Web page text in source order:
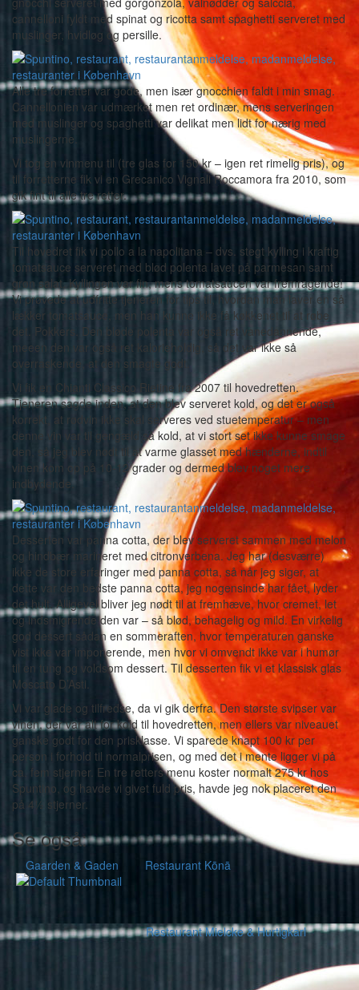
cannelloni fyldt med spinat og ricotta samt spaghetti serveret med
muslinger, hvidløg og persille.
Alle tre forretter var gode, men især gnocchien faldt i min smag.
Cannellonien var udmærket men ret ordinær, mens serveringen
med muslinger og spaghetti var delikat men lidt for nærig med
muslingerne.
Vi tog en vinmenu til (tre glas for 150 kr – igen ret rimelig pris), og
til forretterne fik vi en Grecanico Vignali Roccamora fra 2010, som
gik fint til alle tre retter.
Til hovedret fik vi pollo a la napolitana – dvs. stegt kylling i kraftig
tomatsauce serveret med blød polenta lavet på parmesan samt
grøn salat. Kyllingen var fin, mens tomatsaucen var fremragende!
Vi prøvede at udfritte tjeneren for tips til, hvordan man laver en så
lækker tomatsauce, men han kunne ikke få køkkenet til at røbe
det. Pokkers. Den bløde polenta var også ret vanedannende,
meeen den var også ret kalorieholdig, så det var ikke så
overraskende, at den smagte godt.
Vi fik en Chianti Classico Rietine fra 2007 til hovedretten.
Tjeneren sagde inden, at den blev serveret kold, og det er også
korrekt, at rødvin ikke skal serveres ved stuetemperatur – men
denne vin var til gengæld så kold, at vi stort set ikke kunne smage
den, så jeg blev nødt til at varme glasset med hænderne, indtil
vinen kom op på 10-12 grader og dermed blev noget mere
indbydende.
Desserten var panna cotta, der blev serveret sammen med melon
og hindbær marineret med citronverbena. Jeg har (desværre)
ikke de store erfaringer med panna cotta, så når jeg siger, at
dette var den bedste panna cotta, jeg nogensinde har fået, lyder
det hult. Alligevel bliver jeg nødt til at fremhæve, hvor cremet, let
og indsmigrende den var – så blød, behagelig og mild. En virkelig
god dessert sådan en sommeraften, hvor temperaturen ganske
vist ikke var imponerende, men hvor vi omvendt ikke var i humør
til en tung og voldsom dessert. Til desserten fik vi et klassisk glas
Moscato D’Asti.
Vi var glade og tilfredse, da vi gik derfra. Den største svipser var
vinen, der var alt for kold til hovedretten, men ellers var niveauet
ganske godt for den prisklasse. Vi sparede knapt 100 kr per
person i forhold til normalprisen, og med det i mente ligger vi på
ca. fem stjerner. En tre retters menu koster normalt 275 kr hos
Spuntino, og havde vi givet fuld pris, havde jeg nok placeret den
på 4½ stjerner.
Se også:
Gaarden & Gaden Restaurant Kōnā
Restaurant Mielcke & Hurtigkarl